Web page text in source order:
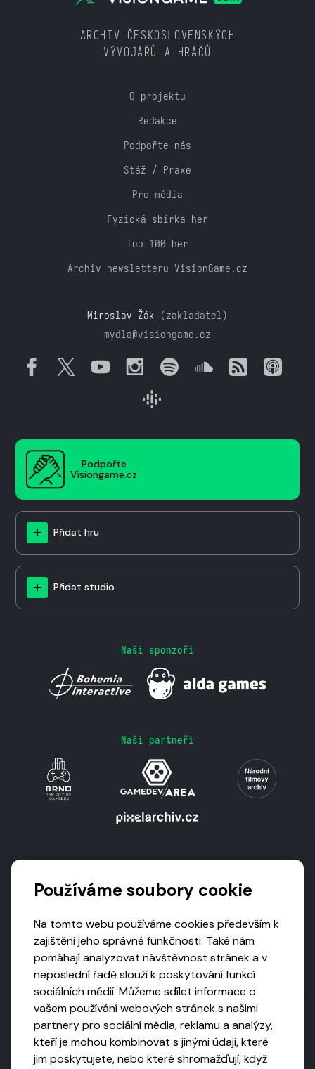
ARCHIV ČESKOSLOVENSKÝCH
VÝVOJÁŘŮ A HRÁČŮ
O projektu
Redakce
Podpořte nás
Stáž / Praxe
Pro média
Fyzická sbírka her
Top 100 her
Archiv newsletteru VisionGame.cz
Miroslav Žák (zakladatel)
mydla@visiongame.cz
Podpořte
Visiongame.cz
Přidat hru
Přidat studio
Naši sponzoři
Naši partneři
Toto dílo podléhá licenci CC BY-NC-ND
Používáme soubory cookie
Na tomto webu používáme cookies především k
zajištění jeho správné funkčnosti. Také nám
pomáhají analyzovat návštěvnost stránek a v
neposlední řadě slouží k poskytování funkcí
sociálních médií. Můžeme sdílet informace o
vašem používání webových stránek s našimi
partnery pro sociální média, reklamu a analýzy,
kteří je mohou kombinovat s jinými údaji, které
jim poskytujete, nebo které shromažďují, když